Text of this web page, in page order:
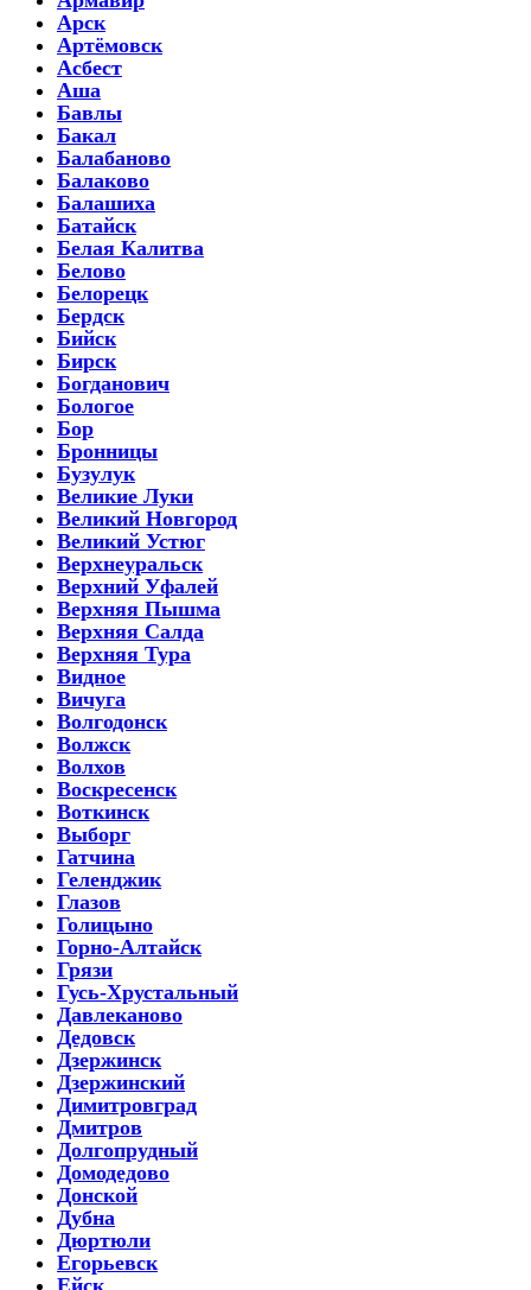
Арск
Артёмовск
Асбест
Аша
Бавлы
Бакал
Балабаново
Балаково
Балашиха
Батайск
Белая Калитва
Белово
Белорецк
Бердск
Бийск
Бирск
Богданович
Бологое
Бор
Бронницы
Бузулук
Великие Луки
Великий Новгород
Великий Устюг
Верхнеуральск
Верхний Уфалей
Верхняя Пышма
Верхняя Салда
Верхняя Тура
Видное
Вичуга
Волгодонск
Волжск
Волхов
Воскресенск
Воткинск
Выборг
Гатчина
Геленджик
Глазов
Голицыно
Горно-Алтайск
Грязи
Гусь-Хрустальный
Давлеканово
Дедовск
Дзержинск
Дзержинский
Димитровград
Дмитров
Долгопрудный
Домодедово
Донской
Дубна
Дюртюли
Егорьевск
Ейск